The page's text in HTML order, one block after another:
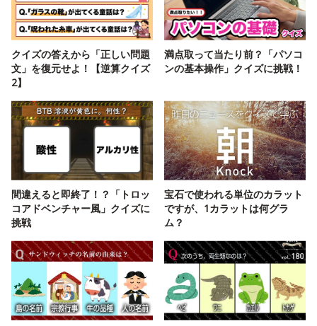
クイズの答えから「正しい問題
文」を復元せよ！【逆算クイズ
2】
満点取って当たり前？「パソコ
ンの基本操作」クイズに挑戦！
間違えると即終了！？「トロッ
コアドベンチャー風」クイズに
挑戦
宝石で使われる単位のカラット
ですが、1カラットは何グラ
ム？